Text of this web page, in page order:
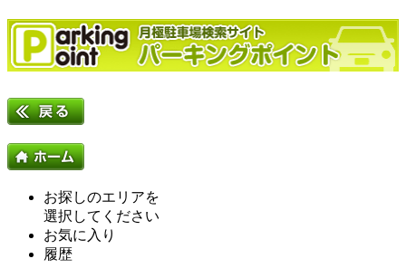
お探しのエリアを
選択してください
お気に入り
履歴